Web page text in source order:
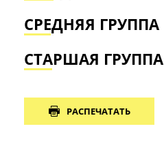
СРЕДНЯЯ ГРУППА
СТАРШАЯ ГРУППА
РАСПЕЧАТАТЬ